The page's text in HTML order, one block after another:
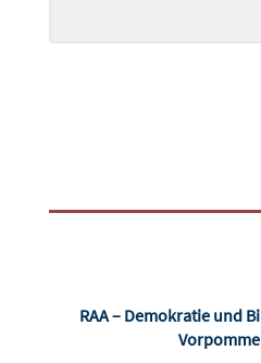
RAA – Demokratie und